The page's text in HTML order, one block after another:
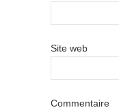
Site web
Commentaire